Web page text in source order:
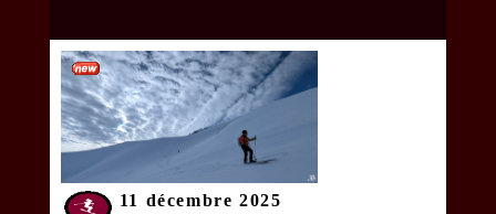
11 décembre 2025